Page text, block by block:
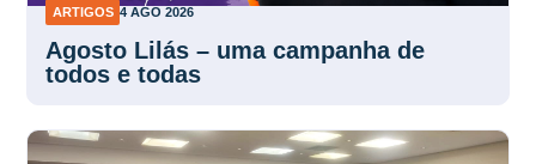
ARTIGOS 4 AGO 2026
Agosto Lilás – uma campanha de
todos e todas